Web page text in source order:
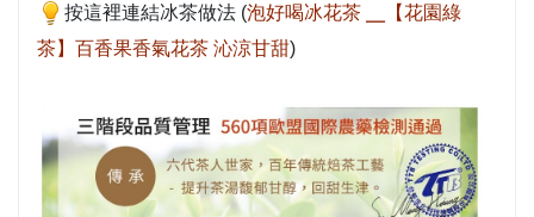
按這裡連結冰茶做法 (泡好喝冰花茶 ╴【花園綠
茶】百香果香氣花茶 沁涼甘甜)